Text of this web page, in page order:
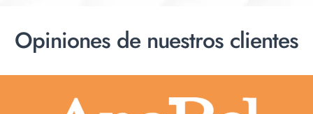
Opiniones de nuestros clientes